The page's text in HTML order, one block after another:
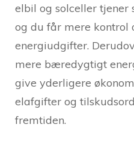
elbil og solceller tjener
og du får mere kontrol
energiudgifter.
mere bæredygtigt
give yderligere
elafgifter og
fremtiden.